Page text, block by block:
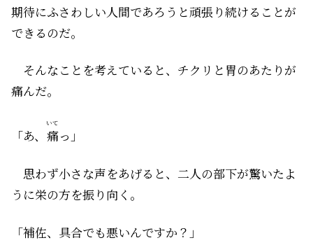
期待にふさわしい人間であろうと頑張り続けることが
できるのだ。
そんなことを考えていると、チクリと胃のあたりが
痛んだ。
「あ、 痛
いて
っ」
思わず小さな声をあげると、二人の部下が驚いたよ
うに栄の方を振り向く。
「補佐、具合でも悪いんですか？」